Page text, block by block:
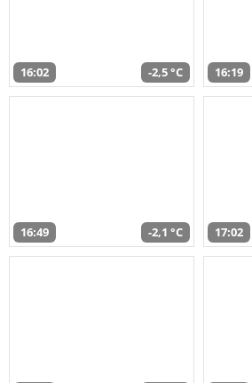
16:02 -2,5 °C 16:19
16:49 -2,1 °C 17:02